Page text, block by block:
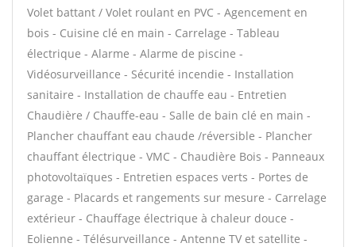
Volet battant / Volet roulant en PVC - Agencement en
bois - Cuisine clé en main - Carrelage - Tableau
électrique - Alarme - Alarme de piscine -
Vidéosurveillance - Sécurité incendie - Installation
sanitaire - Installation de chauffe eau - Entretien
Chaudière / Chauffe-eau - Salle de bain clé en main -
Plancher chauffant eau chaude /réversible - Plancher
chauffant électrique - VMC - Chaudière Bois - Panneaux
photovoltaïques - Entretien espaces verts - Portes de
garage - Placards et rangements sur mesure - Carrelage
extérieur - Chauffage électrique à chaleur douce -
Eolienne - Télésurveillance - Antenne TV et satellite -